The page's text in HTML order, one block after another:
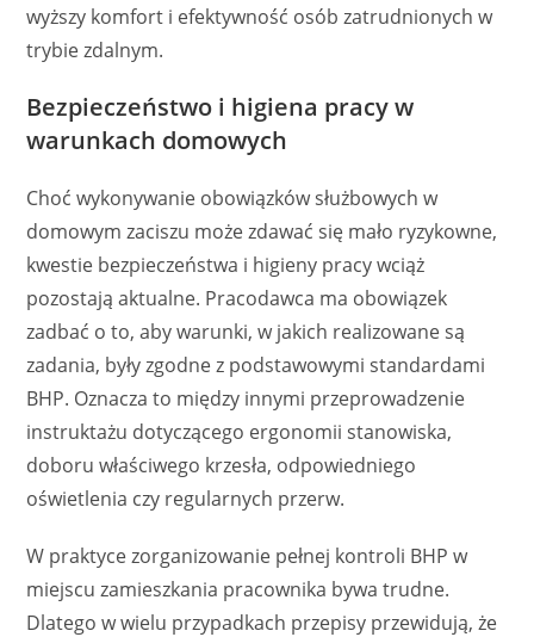
wyższy komfort i efektywność osób zatrudnionych w
trybie zdalnym.
Bezpieczeństwo i higiena pracy w
warunkach domowych
Choć wykonywanie obowiązków służbowych w
domowym zaciszu może zdawać się mało ryzykowne,
kwestie bezpieczeństwa i higieny pracy wciąż
pozostają aktualne. Pracodawca ma obowiązek
zadbać o to, aby warunki, w jakich realizowane są
zadania, były zgodne z podstawowymi standardami
BHP. Oznacza to między innymi przeprowadzenie
instruktażu dotyczącego ergonomii stanowiska,
doboru właściwego krzesła, odpowiedniego
oświetlenia czy regularnych przerw.
W praktyce zorganizowanie pełnej kontroli BHP w
miejscu zamieszkania pracownika bywa trudne.
Dlatego w wielu przypadkach przepisy przewidują, że